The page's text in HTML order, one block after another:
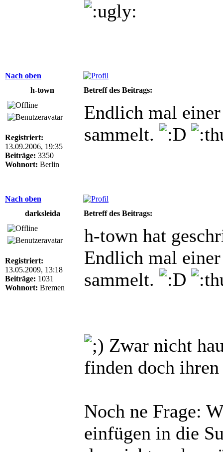
Nach oben
h-town
Betreff des Beitrags:
Registriert:
13.09.2006, 19:35
Beiträge: 3350
Wohnort: Berlin
Endlich mal
sammelt.
Nach oben
darksleida
Betreff des Beitrags:
Registriert:
13.05.2009, 13:18
Beiträge: 1031
Wohnort: Bremen
h-town hat
Endlich mal
sammelt.
Zwar nicht
finden doch
Noch ne Frage:
einfügen in die